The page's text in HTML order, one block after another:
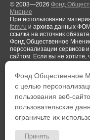
© 2003—2026 Фонд
Мнение
При использовании
fom.ru и архива данных ФОМ
ссылка на источник
Фонд Общественное
персонализации сервисов
сайтом. Если вы не хотите,
Результаты аудиторской
2021 года.
Тел. +7 (495) 653-82-32
Факс: +7 (495) 653-82-02
конфиденциальности
Фонд Общественное
с целью
пользования веб-
пользовательские
ограничьте их
Принять